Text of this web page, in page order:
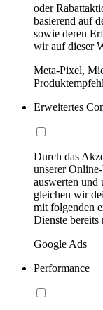
oder
basierend auf
sowie deren
wir auf dieser
Meta-Pixel,
Erweitertes
Durch das
unserer
auswerten und
gleichen wir
mit folgenden
Dienste bereits
Google Ads
Performance